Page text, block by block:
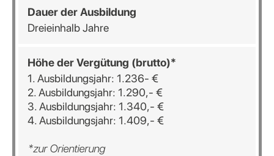
Dauer der Ausbildung
Dreieinhalb Jahre
Höhe der Vergütung (brutto)*
1. Ausbildungsjahr: 1.236- €
2. Ausbildungsjahr: 1.290,- €
3. Ausbildungsjahr: 1.340,- €
4. Ausbildungsjahr: 1.409,- €
*zur Orientierung